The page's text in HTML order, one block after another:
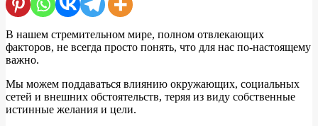
В нашем стремительном мире, полном отвлекающих
факторов, не всегда просто понять, что для нас по-настоящему
важно.
Мы можем поддаваться влиянию окружающих, социальных
сетей и внешних обстоятельств, теряя из виду собственные
истинные желания и цели.